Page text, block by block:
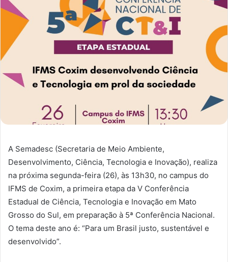
A Semadesc (Secretaria de Meio Ambiente,
Desenvolvimento, Ciência, Tecnologia e Inovação), realiza
na próxima segunda-feira (26), às 13h30, no campus do
IFMS de Coxim, a primeira etapa da V Conferência
Estadual de Ciência, Tecnologia e Inovação em Mato
Grosso do Sul, em preparação à 5ª Conferência Nacional.
O tema deste ano é: “Para um Brasil justo, sustentável e
desenvolvido”.